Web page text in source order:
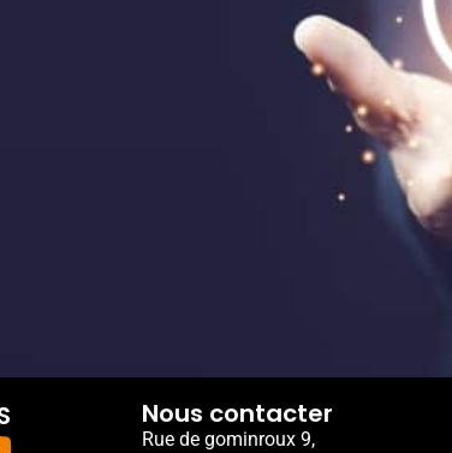
Nous contacter
Rue de gominroux 9,